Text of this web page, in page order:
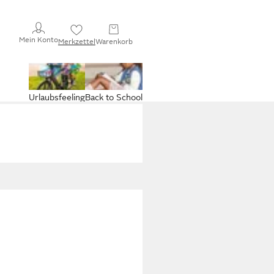
Mein KontoMerkzettelWarenkorb
Back to School
Urlaubsfeeling